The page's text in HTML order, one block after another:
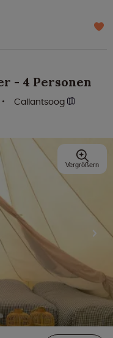
- 4 Personen
Callantsoog
Vergrößern